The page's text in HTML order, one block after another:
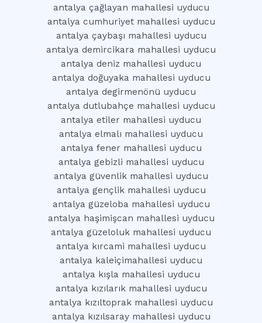
antalya çağlayan mahallesi uyducu
antalya cumhuriyet mahallesi uyducu
antalya çaybaşı mahallesi uyducu
antalya demircikara mahallesi uyducu
antalya deniz mahallesi uyducu
antalya doğuyaka mahallesi uyducu
antalya degirmenönü uyducu
antalya dutlubahçe mahallesi uyducu
antalya etiler mahallesi uyducu
antalya elmalı mahallesi uyducu
antalya fener mahallesi uyducu
antalya gebizli mahallesi uyducu
antalya güvenlik mahallesi uyducu
antalya gençlik mahallesi uyducu
antalya güzeloba mahallesi uyducu
antalya haşimişcan mahallesi uyducu
antalya güzeloluk mahallesi uyducu
antalya kırcami mahallesi uyducu
antalya kaleiçimahallesi uyducu
antalya kışla mahallesi uyducu
antalya kızılarık mahallesi uyducu
antalya kızıltoprak mahallesi uyducu
antalya kızılsaray mahallesi uyducu